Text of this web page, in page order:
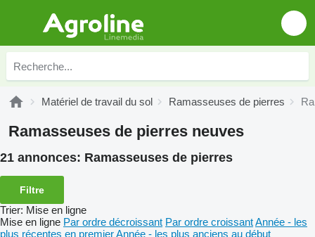
Matériel de travail du sol Ramasseuses de pierres
Ramasseuses de pierres neuves
21 annonces: Ramasseuses de pierres
Filtre
Trier: Mise en ligne
Mise en ligne Par ordre décroissant Par ordre croissantAnnée - les
plus récentes en premierAnnée - les plus anciens au début